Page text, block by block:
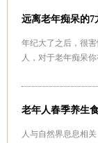
远离老年痴呆的7
年纪大了之后，很
人，对于老年痴呆
老年人春季养生
人与自然界息息相